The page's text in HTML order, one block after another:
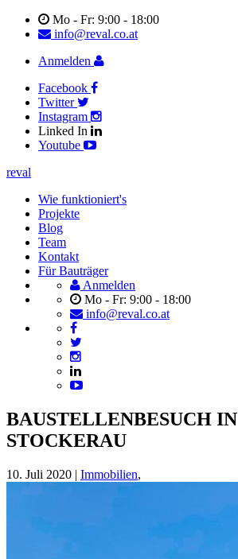
Mo - Fr: 9:00 - 18:00
info@reval.co.at
Anmelden
Facebook
Twitter
Instagram
Linked In
Youtube
reval
Wie funktioniert's
Projekte
Blog
Team
Kontakt
Für Bauträger
Anmelden
Mo - Fr: 9:00 - 18:00
info@reval.co.at
BAUSTELLENBESUCH IN
STOCKERAU
10. Juli 2020 | Immobilien,